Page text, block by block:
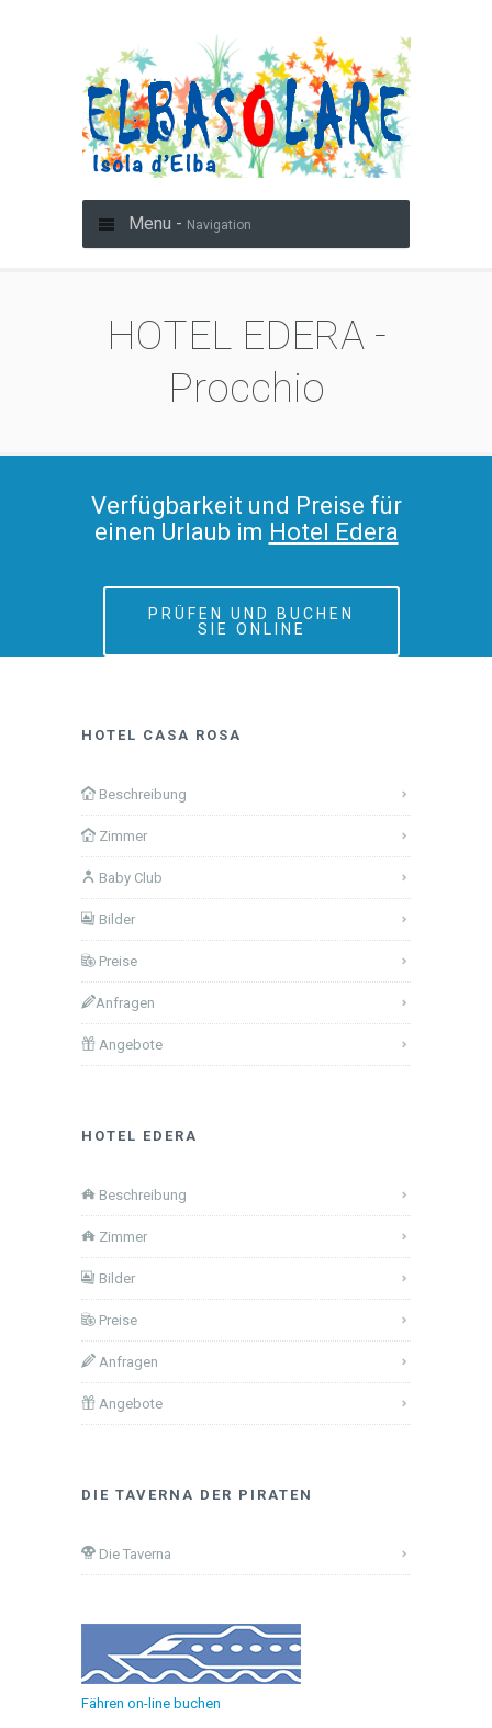
Menu - Navigation
HOTEL EDERA -
Procchio
Verfügbarkeit und Preise für
einen Urlaub im Hotel Edera
PRÜFEN UND BUCHEN
SIE ONLINE
HOTEL CASA ROSA
Beschreibung
Zimmer
Baby Club
Bilder
Preise
Anfragen
Angebote
HOTEL EDERA
Beschreibung
Zimmer
Bilder
Preise
Anfragen
Angebote
DIE TAVERNA DER PIRATEN
Die Taverna
Fähren on-line buchen